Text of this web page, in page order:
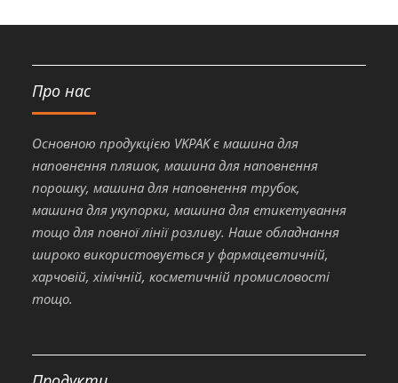
Про нас
Основною продукцією VKPAK є машина для
наповнення пляшок, машина для наповнення
порошку, машина для наповнення трубок,
машина для укупорки, машина для етикетування
тощо для повної лінії розливу. Наше обладнання
широко використовується у фармацевтичній,
харчовій, хімічній, косметичній промисловості
тощо.